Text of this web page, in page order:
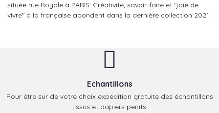
située rue Royale à PARIS. Créativité, savoir-faire et "joie de
vivre" à la française abondent dans la dernière collection 2021.
Echantillons
Pour être sur de votre choix expédition gratuite des échantillons
tissus et papiers peints.